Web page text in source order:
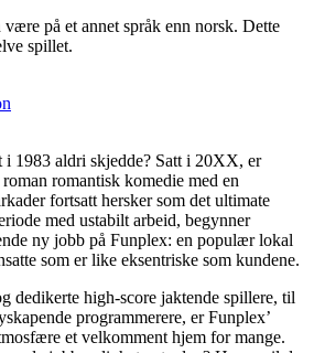
på et annet språk enn norsk. Dette
spillet.
1983 aldri skjedde? Satt i 20XX, er
romantisk komedie med en
fortsatt hersker som det ultimate
med ustabilt arbeid, begynner
ny jobb på Funplex: en populær lokal
som er like eksentriske som kundene.
dedikerte high-score jaktende spillere, til
programmerere, er Funplex’
et velkomment hjem for mange.